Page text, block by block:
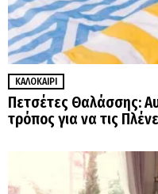
ΚΑΛΟΚΑΊΡΙ
Πετσέτες Θαλάσσης:
τρόπος για να τις